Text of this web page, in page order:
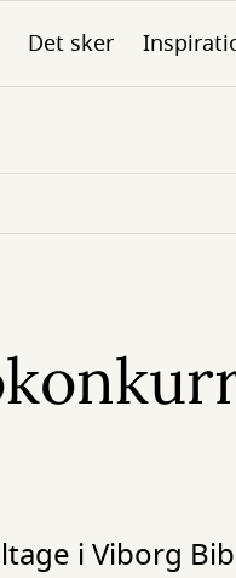
Det sker
i Viborg